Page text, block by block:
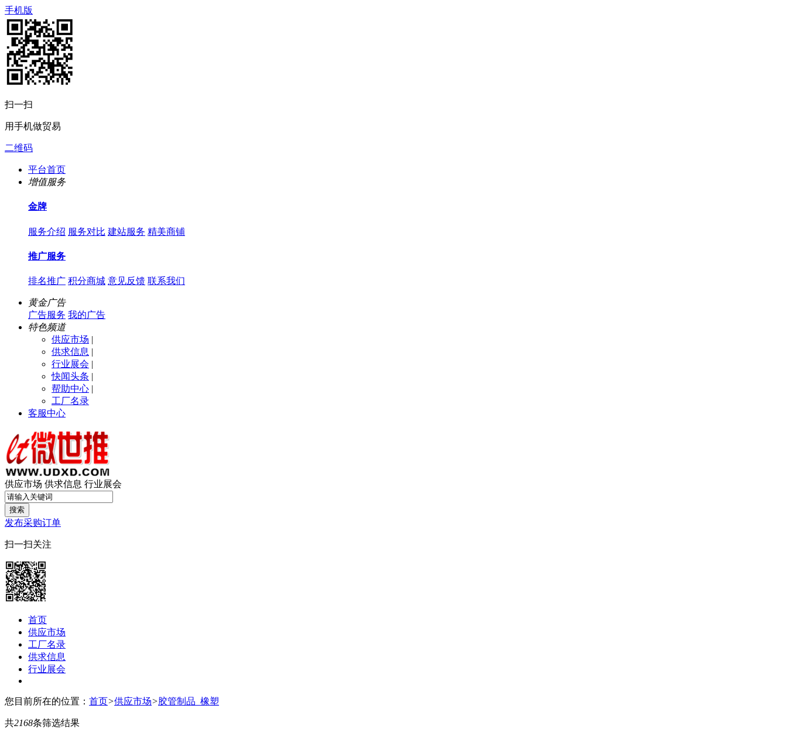
手机版
扫一扫
用手机做贸易
二维码
平台首页
增值服务
金牌
服务介绍 服务对比 建站服务 精美商铺
推广服务
排名推广 积分商城 意见反馈 联系我们
黄金广告
广告服务 我的广告
特色频道
供应市场 |
供求信息 |
行业展会 |
快闻头条 |
帮助中心 |
工厂名录
客服中心
供应市场 供求信息 行业展会
搜索
发布采购订单
扫一扫关注
首页
供应市场
工厂名录
供求信息
行业展会
您目前所在的位置： 首页>供应市场>胶管制品_橡塑
共2168条筛选结果